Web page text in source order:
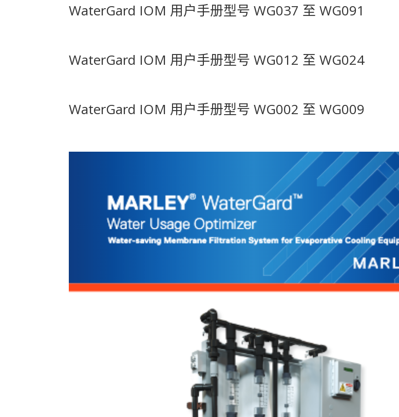
WaterGard IOM 用户手册型号 WG037 至 WG091
WaterGard IOM 用户手册型号 WG012 至 WG024
WaterGard IOM 用户手册型号 WG002 至 WG009